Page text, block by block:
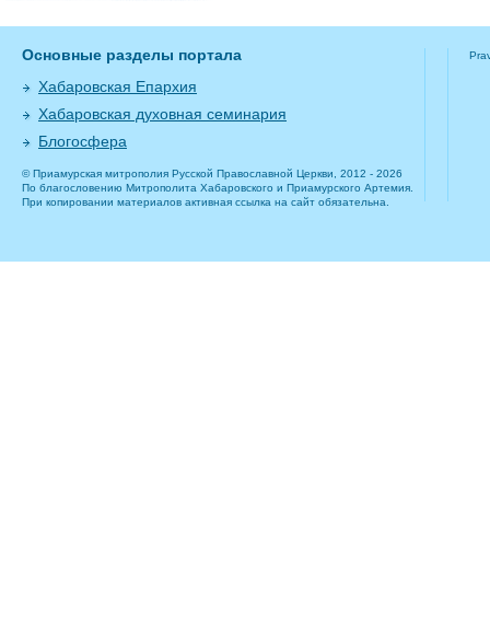
Основные разделы портала
Хабаровская Епархия
Хабаровская духовная семинария
Блогосфера
© Приамурская митрополия Русской Православной Церкви, 2012 - 2026
По благословению Митрополита Хабаровского и Приамурского Артемия.
При копировании материалов активная ссылка на сайт обязательна.